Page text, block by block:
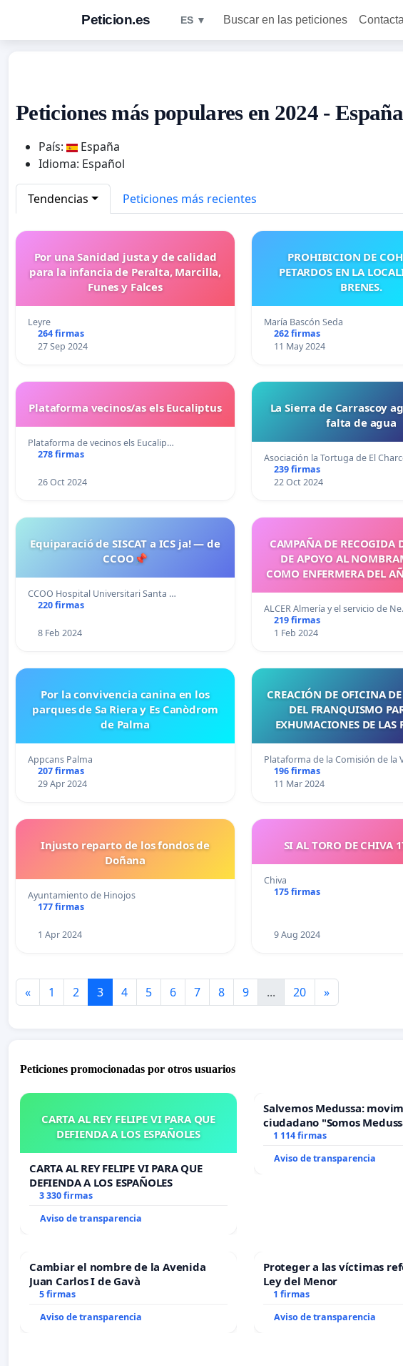
Peticion.es ES ▼ Buscar en las peticiones
Peticiones más populares en 2024 - España
País:
España
Idioma: Español
Tendencias Peticiones más recientes
Por una Sanidad justa y de calidad
para la infancia de Peralta, Marcilla,
Funes y Falces
Leyre
264 firmas
27 Sep 2024
PROHIBICION DE
PETARDOS EN LA
BRENES.
María Bascón Seda
262 firmas
11 May 2024
Plataforma vecinos/as els Eucaliptus
Plataforma de vecinos els Eucalip…
278 firmas
26 Oct 2024
La Sierra de Carrascoy
falta de agua
Asociación la Tortuga de El
239 firmas
22 Oct 2024
Equiparació de SISCAT a ICS ja! — de
CCOO📌
CCOO Hospital Universitari Santa …
220 firmas
8 Feb 2024
CAMPAÑA DE RECOGIDA
DE APOYO AL
COMO ENFERMERA DEL
ALCER Almería y el servicio de
219 firmas
1 Feb 2024
Por la convivencia canina en los
parques de Sa Riera y Es Canòdrom
de Palma
Appcans Palma
207 firmas
29 Apr 2024
CREACIÓN DE OFICINA
DEL FRANQUISMO
EXHUMACIONES DE LAS
Plataforma de la Comisión de la
196 firmas
11 Mar 2024
Injusto reparto de los fondos de
Doñana
Ayuntamiento de Hinojos
177 firmas
1 Apr 2024
SI AL TORO DE CHIVA
Chiva
175 firmas
9 Aug 2024
« 1 2 3 4 5 6 7 8 9 ... 20 »
Peticiones promocionadas por otros usuarios
CARTA AL REY FELIPE VI PARA QUE
DEFIENDA A LOS ESPAÑOLES
CARTA AL REY FELIPE VI PARA QUE
DEFIENDA A LOS ESPAÑOLES
3 330 firmas
Aviso de transparencia
Salvemos Medussa:
ciudadano "Somos
1 114 firmas
Aviso de transparencia
Cambiar el nombre de la Avenida
Juan Carlos I de Gavà
5 firmas
Aviso de transparencia
Proteger a las víctimas
Ley del Menor
1 firmas
Aviso de transparencia